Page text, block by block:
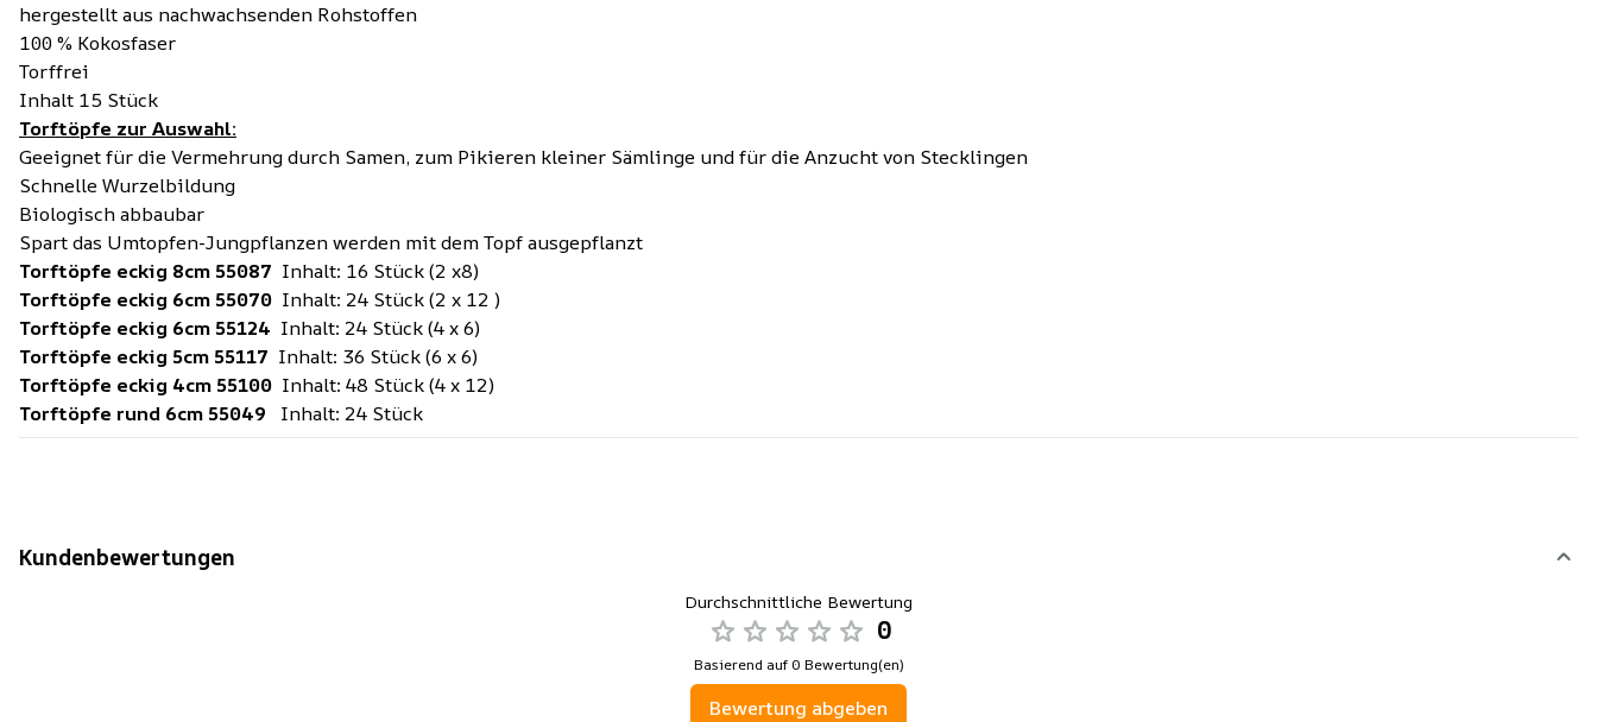
hergestellt aus nachwachsenden Rohstoffen
100 % Kokosfaser
Torffrei
Inhalt 15 Stück
Torftöpfe zur Auswahl:
Geeignet für die Vermehrung durch Samen, zum Pikieren kleiner Sämlinge und für die Anzucht von Stecklingen
Schnelle Wurzelbildung
Biologisch abbaubar
Spart das Umtopfen-Jungpflanzen werden mit dem Topf ausgepflanzt
Torftöpfe eckig 8cm 55087 Inhalt: 16 Stück (2 x8)
Torftöpfe eckig 6cm 55070 Inhalt: 24 Stück (2 x 12 )
Torftöpfe eckig 6cm 55124 Inhalt: 24 Stück (4 x 6)
Torftöpfe eckig 5cm 55117 Inhalt: 36 Stück (6 x 6)
Torftöpfe eckig 4cm 55100 Inhalt: 48 Stück (4 x 12)
Torftöpfe rund 6cm 55049 Inhalt: 24 Stück
Kundenbewertungen
Durchschnittliche Bewertung
0
Basierend auf 0 Bewertung(en)
Bewertung abgeben